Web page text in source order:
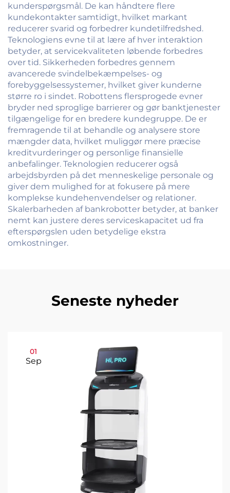
kunderspørgsmål. De kan håndtere flere
kundekontakter samtidigt, hvilket markant
reducerer svarid og forbedrer kundetilfredshed.
Teknologiens evne til at lære af hver interaktion
betyder, at servicekvaliteten løbende forbedres
over tid. Sikkerheden forbedres gennem
avancerede svindelbekæmpelses- og
forebyggelsessystemer, hvilket giver kunderne
større ro i sindet. Robottens flersprogede evner
bryder ned sproglige barrierer og gør banktjenester
tilgængelige for en bredere kundegruppe. De er
fremragende til at behandle og analysere store
mængder data, hvilket muliggør mere præcise
kreditvurderinger og personlige finansielle
anbefalinger. Teknologien reducerer også
arbejdsbyrden på det menneskelige personale og
giver dem mulighed for at fokusere på mere
komplekse kundehenvendelser og relationer.
Skalerbarheden af bankrobotter betyder, at banker
nemt kan justere deres serviceskapacitet ud fra
efterspørgslen uden betydelige ekstra
omkostninger.
Seneste nyheder
01
Sep